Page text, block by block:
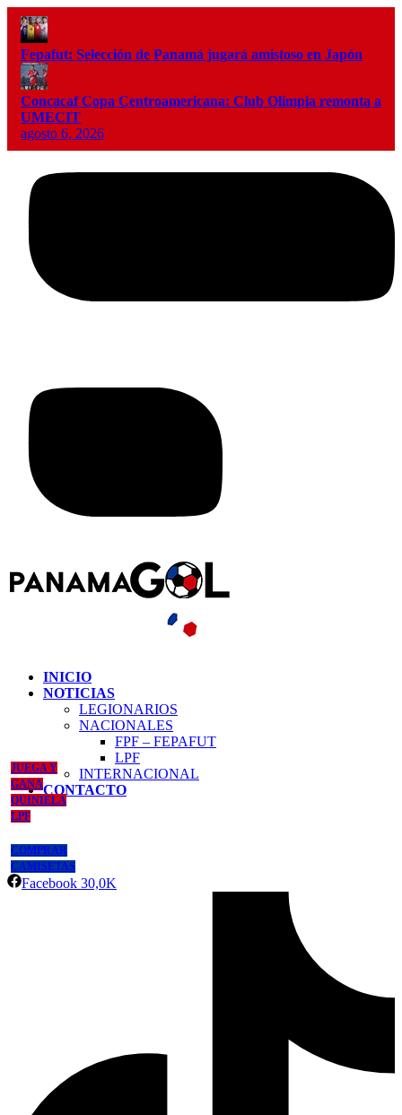
Fepafut: Selección de Panamá jugará amistoso en Japón
Concacaf Copa Centroamericana: Club Olimpia remonta a
UMECIT
agosto 6, 2026
INICIO
NOTICIAS
LEGIONARIOS
NACIONALES
FPF – FEPAFUT
LPF
INTERNACIONAL
CONTACTO
JUEGA Y
GANA
QUINIELA
LPF
COMPRAR
CAMISETAS
Facebook 30,0K